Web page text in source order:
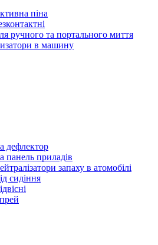
піна
ручного та портального миття
в машину
дефлектор
панель приладів
запаху в атомобілі
сидіння